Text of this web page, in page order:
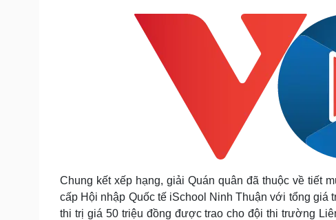
Chung kết xếp hạng, giải Quán quân đã thuộc về tiết
cấp Hội nhập Quốc tế iSchool Ninh Thuận với tổng
thi trị giá 50 triệu đồng được trao cho đội thi trường